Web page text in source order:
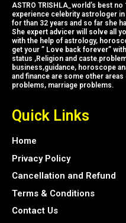
ASTRO TRISHLA_world’s best
experience celebrity astrologer
for than 32 years and so far she
She expert advicer will solve all
with the help of astrology,
get your ” Love back forever”
status ,Religion and
business,guidance, horoscope
and finance are some other
problems, marriage problems.
Quick Links
Home
Privacy Policy
Cancellation and Refund
Terms & Conditions
Contact Us